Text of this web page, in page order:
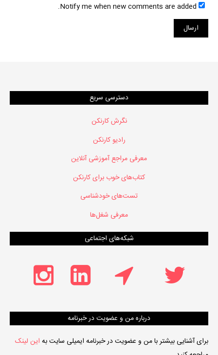
Notify me when new comments are added.
دسترسی سریع
نگرش کارنکن
رادیو کارنکن
معرفی مراجع آموزشی آنلاین
کتاب‌های خوب برای کارنکن
تست‌های خودشناسی
معرفی شغل‌ها
شبکه‌های اجتماعی
درباره من و عضویت در خبرنامه
برای آشنایی بیشتر با من و عضویت در خبرنامه ایمیلی سایت به این لینک